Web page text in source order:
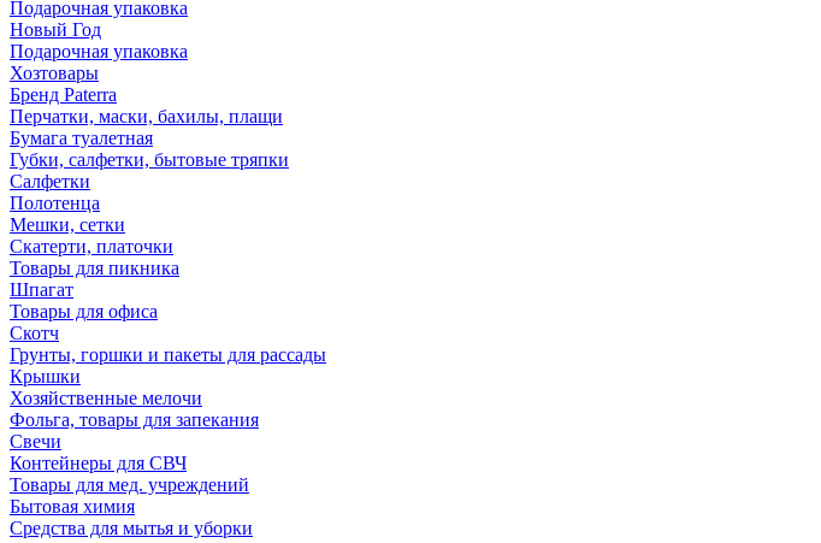
Подарочная упаковка
Новый Год
Подарочная упаковка
Хозтовары
Бренд Paterra
Перчатки, маски, бахилы, плащи
Бумага туалетная
Губки, салфетки, бытовые тряпки
Салфетки
Полотенца
Мешки, сетки
Скатерти, платочки
Товары для пикника
Шпагат
Товары для офиса
Скотч
Грунты, горшки и пакеты для рассады
Крышки
Хозяйственные мелочи
Фольга, товары для запекания
Свечи
Контейнеры для СВЧ
Товары для мед. учреждений
Бытовая химия
Средства для мытья и уборки